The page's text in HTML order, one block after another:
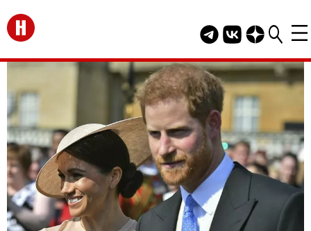
Перейти на главную
Telegram канал
Группа HELLO
Канал